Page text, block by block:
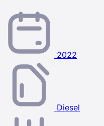
2022
Diesel